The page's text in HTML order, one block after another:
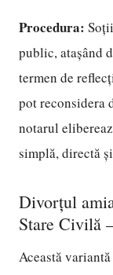
Procedura:
public, atașând
termen de
pot reconsidera
notarul
simplă, directă
Divorțul
Stare Civilă
Această